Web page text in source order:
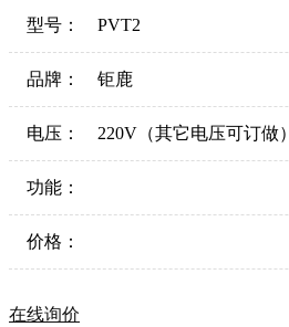
型号： PVT2
品牌： 钜鹿
电压： 220V（其它电压可订做）
功能：
价格：
在线询价